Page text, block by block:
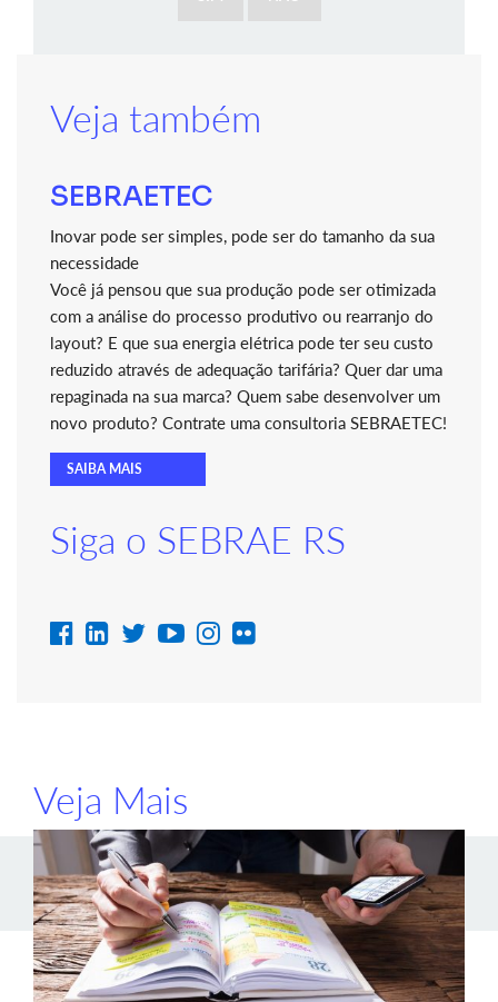
Veja também
SEBRAETEC
Inovar pode ser simples, pode ser do tamanho da sua
necessidade
Você já pensou que sua produção pode ser otimizada
com a análise do processo produtivo ou rearranjo do
layout? E que sua energia elétrica pode ter seu custo
reduzido através de adequação tarifária? Quer dar uma
repaginada na sua marca? Quem sabe desenvolver um
novo produto? Contrate uma consultoria SEBRAETEC!
SAIBA MAIS
Siga o SEBRAE RS
Veja Mais